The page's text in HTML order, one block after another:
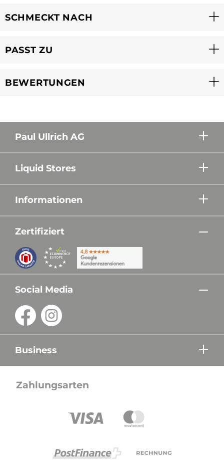
SCHMECKT NACH
PASST ZU
BEWERTUNGEN
Paul Ullrich AG
Liquid Stores
Informationen
Zertifiziert
Social Media
Business
Zahlungsarten